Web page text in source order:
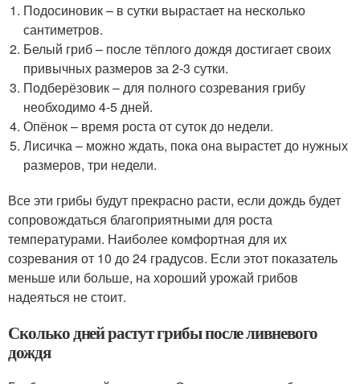
Подосиновик – в сутки вырастает на несколько
сантиметров.
Белый гриб – после тёплого дождя достигает своих
привычных размеров за 2-3 сутки.
Подберёзовик – для полного созревания грибу
необходимо 4-5 дней.
Опёнок – время роста от суток до недели.
Лисичка – можно ждать, пока она вырастет до нужных
размеров, три недели.
Все эти грибы будут прекрасно расти, если дождь будет
сопровождаться благоприятными для роста
температурами. Наиболее комфортная для их
созревания от 10 до 24 градусов. Если этот показатель
меньше или больше, на хороший урожай грибов
надеяться не стоит.
Сколько дней растут грибы после ливневого
дождя